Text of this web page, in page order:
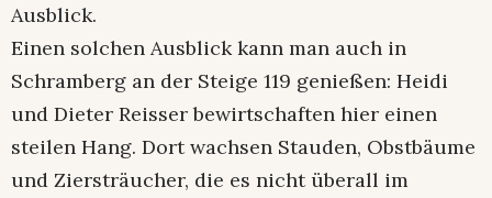
Ausblick.
Einen solchen Ausblick kann man auch in
Schramberg an der Steige 119 genießen: Heidi
und Dieter Reisser bewirtschaften hier einen
steilen Hang. Dort wachsen Stauden, Obstbäume
und Ziersträucher, die es nicht überall im